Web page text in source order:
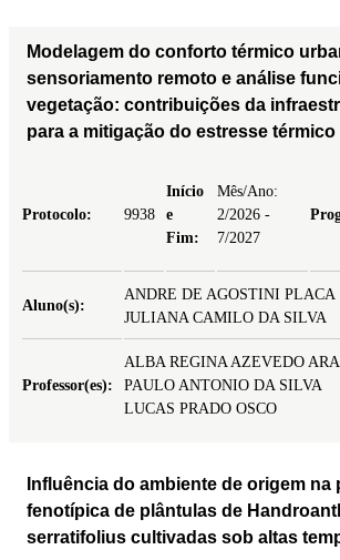
Modelagem do conforto térmico
sensoriamento remoto e análise
vegetação: contribuições da
para a mitigação do estresse térmico
Protocolo: 9938
Início
e
Fim:
Mês/Ano:
2/2026 -
7/2027
Aluno(s):
ANDRE DE AGOSTINI PLACA
JULIANA CAMILO DA SILVA
Professor(es):
ALBA REGINA AZEVEDO
PAULO ANTONIO DA SILVA
LUCAS PRADO OSCO
Influência do ambiente de origem na
fenotípica de plântulas de
serratifolius cultivadas sob altas